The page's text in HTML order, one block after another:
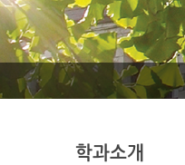
학과소개